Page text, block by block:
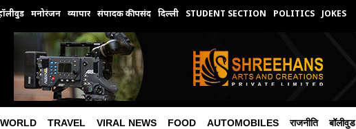
मनोरंजन व्यापार संपादक की पसंद दिल्ली STUDENT SECTION POLITICS JOKES
WORLD TRAVEL VIRAL NEWS FOOD AUTOMOBILES राजनीति बॉलीवुड